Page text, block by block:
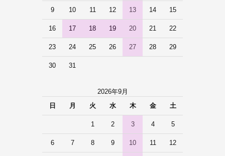
9 10 11 12 13 14 15
16 17 18 19 20 21 22
23 24 25 26 27 28 29
30 31
2026年9月
日
月 火 水 木 金 土
1 2 3 4 5
6 7 8 9 10 11 12